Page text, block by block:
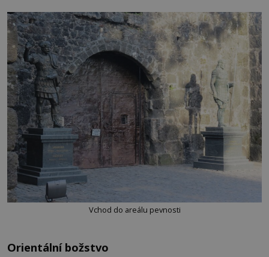
Vchod do areálu pevnosti
Orientální božstvo